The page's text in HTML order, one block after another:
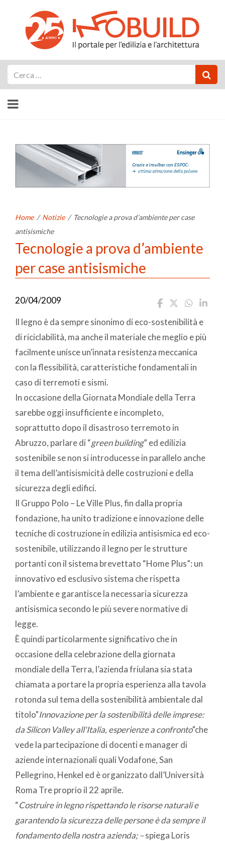
Home / Notizie / Tecnologie a prova d’ambiente per case
antisismiche
Tecnologie a prova d’ambiente
per case antisismiche
20/04/2009
Il legno è da sempre sinonimo di eco-sostenibilità e
di riciclabilità, ma anche il materiale che meglio e più
facilmente unisce un’innata resistenza meccanica
con la flessibilità, caratteristiche fondamentali in
caso di terremoti e sismi.
In occasione della Giornata Mondiale della Terra
sarebbe oggi insufficiente e incompleto,
soprattutto dopo il disastroso terremoto in
Abruzzo, parlare di “green building” ed edilizia
sostenibile se non si introducesse in parallelo anche
il tema dell’antisismicità delle costruzioni e della
sicurezza degli edifici.
Il Gruppo Polo – Le Ville Plus, fin dalla propria
fondazione, ha unito tradizione e innovazione delle
tecniche di costruzione in edilizia antisismica ed eco-
sostenibile, utilizzando il legno per le strutture
portanti con il sistema brevettato “Home Plus”: un
innovativo ed esclusivo sistema che rispetta
l’ambiente e garantisce la necessaria sicurezza
antisismica secondo le più severe normative di
legge.
È quindi particolarmente significativo che in
occasione della celebrazione della giornata
mondiale della Terra, l’azienda friulana sia stata
chiamata a portare la propria esperienza alla tavola
rotonda sul tema della sostenibilità ambientale dal
titolo"Innovazione per la sostenibilità delle imprese:
da Silicon Valley all'Italia, esperienze a confronto"che
vede la partecipazione di docenti e manager di
aziende internazionali quali Vodafone, San
Pellegrino, Henkel ed è organizzato dall’Università
Roma Tre proprio il 22 aprile.
“Costruirein legno rispettando le risorse naturali e
garantendo la sicurezza delle persone è da sempre il
fondamento della nostra azienda; –spiega Loris